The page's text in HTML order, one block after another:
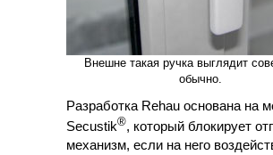
Внешне такая ручка выглядит
обычно.
Разработка Rehau основана на
Secustik®, который блокирует
механизм, если на него